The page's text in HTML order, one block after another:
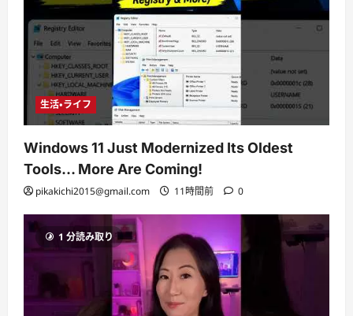
生活・ライフ
Windows 11 Just Modernized Its Oldest
Tools… More Are Coming!
pikakichi2015@gmail.com 11時間前 0
1 分読み取り